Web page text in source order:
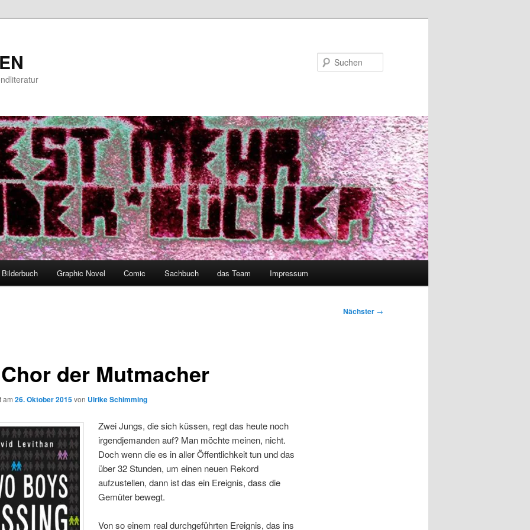
Bilderbuch Graphic Novel Comic Sachbuch das Team Impressum
Nächster →
der Mutmacher
am 26. Oktober 2015von Ulrike Schimming
Zwei Jungs, die sich küssen, regt das heute noch
irgendjemanden auf? Man möchte meinen, nicht.
Doch wenn die es in aller Öffentlichkeit tun und das
über 32 Stunden, um einen neuen Rekord
aufzustellen, dann ist das ein Ereignis, dass die
Gemüter bewegt.
Von so einem real durchgeführten Ereignis, das ins